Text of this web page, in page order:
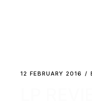
12 FEBRUARY 2016